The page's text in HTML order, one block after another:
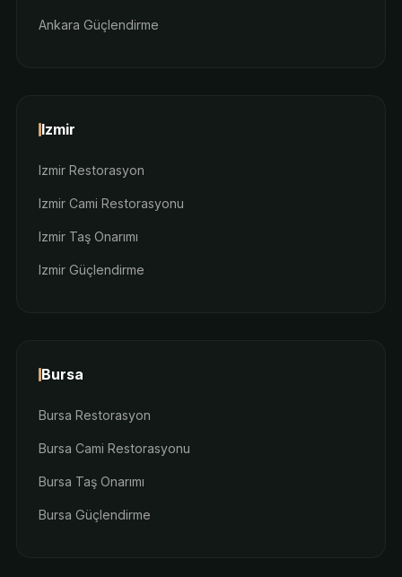
Ankara Güçlendirme
Izmir
Izmir Restorasyon
Izmir Cami Restorasyonu
Izmir Taş Onarımı
Izmir Güçlendirme
Bursa
Bursa Restorasyon
Bursa Cami Restorasyonu
Bursa Taş Onarımı
Bursa Güçlendirme